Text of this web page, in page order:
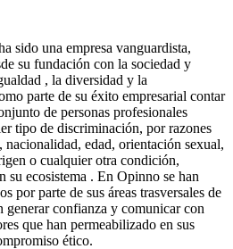
sido una empresa vanguardista,
su fundación con la sociedad y
, la diversidad y la
parte de su éxito empresarial contar
de personas profesionales
tipo de discriminación, por razones
nacionalidad, edad, orientación sexual,
o cualquier otra condición,
su ecosistema . En Opinno se han
por parte de sus áreas trasversales de
generar confianza y comunicar con
que han permeabilizado en sus
ético.